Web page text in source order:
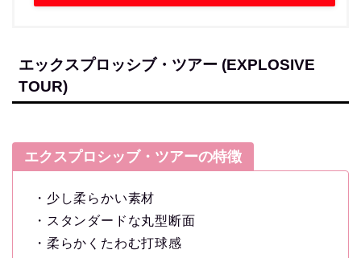
エックスプロッシブ・ツアー (EXPLOSIVE
TOUR)
エクスプロシッブ・ツアーの特徴
・少し柔らかい素材
・スタンダードな丸型断面
・柔らかくたわむ打球感